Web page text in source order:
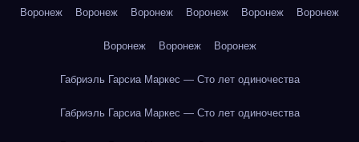
Воронеж Воронеж Воронеж Воронеж Воронеж Воронеж
Воронеж Воронеж Воронеж
Габриэль Гарсиа Маркес — Сто лет одиночества
Габриэль Гарсиа Маркес — Сто лет одиночества